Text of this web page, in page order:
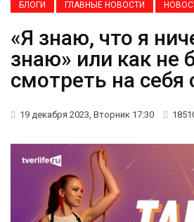
БЛОГИ ГЛАВНЫЕ НОВОСТИ
«Я знаю, что я
знаю» или как не
смотреть на себя
19 декабря 2023, Вторник 17:30